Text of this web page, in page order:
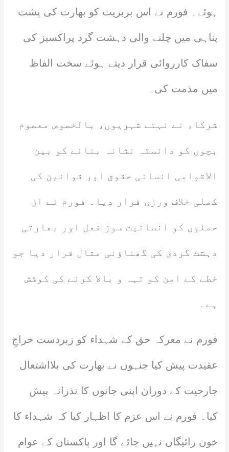
ہوئے۔ فورم نے اس بربریت کو بھارت کی پشت
پناہی میں چلنے والی دہشت گرد پراکسیز کی
سفاک کارروائی قرار دیتے ہوئے سخت الفاظ
میں مذمت کی۔
شرکاء نے نہتے شہریوں، بالخصوص معصوم
بچوں کو دانستہ نشانہ بنانے کو بین
الاقوامی انسانی حقوق اور قوانین کی
کھلی خلاف ورزی قرار دیا۔ فورم نے ان
حملوں کو انسانیت سوز فعل اور بھارتی
دہشت گردی کی گھناؤنی مثال قرار دیا جو
خطے کے امن کو تہہ و بالا کرنے کی کوشش
ہے۔
فورم نے معرکہ حق کے شہداء کو زبردست خراجِ
عقیدت پیش کیا جنہوں نے بھارت کی بلااشتعال
جارحیت کے دوران اپنی جانوں کا نذرانہ پیش
کیا۔ فورم نے اس عزم کا اظہار کیا کہ شہداء کا
خون رائیگاں نہیں جائے گا اور پاکستان کے عوام